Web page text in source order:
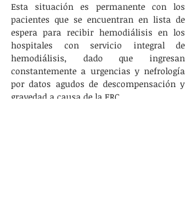
Esta situación es permanente con los
pacientes que se encuentran en lista de
espera para recibir hemodiálisis en los
hospitales con servicio integral de
hemodiálisis, dado que ingresan
constantemente a urgencias y nefrología
por datos agudos de descompensación y
gravedad a causa de la ERC.